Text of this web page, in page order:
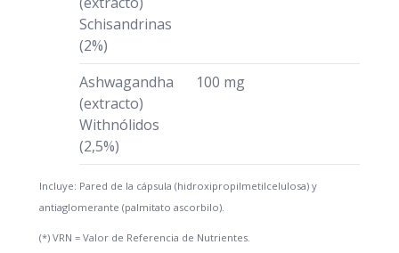
Schisandrinas
(2%)
Ashwagandha
(extracto)
Withnólidos
(2,5%)
100 mg
Incluye: Pared de la cápsula (hidroxipropilmetilcelulosa) y
antiaglomerante (palmitato ascorbilo).
(*) VRN = Valor de Referencia de Nutrientes.